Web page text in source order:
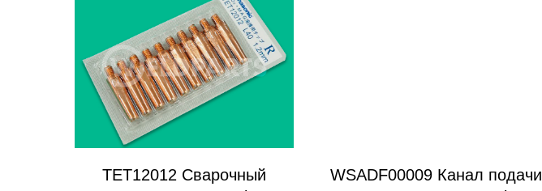
TET12012 Сварочный
WSADF00009 Канал подачи